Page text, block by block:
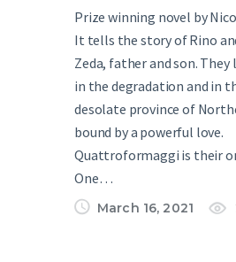
Prize winning novel by
It tells the story of Rino
Zeda, father and son. They
in the degradation and in
desolate province of
bound by a powerful love.
Quattroformaggi is their
One…
March 16, 2021